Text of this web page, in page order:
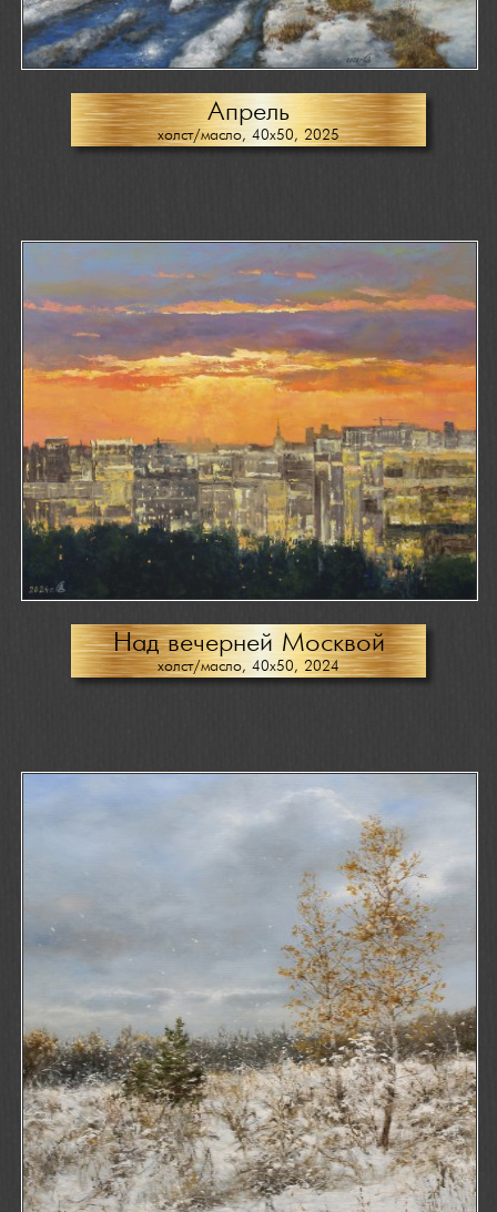
Апрель
холст/масло, 40х50, 2025
Над вечерней Москвой
холст/масло, 40х50, 2024